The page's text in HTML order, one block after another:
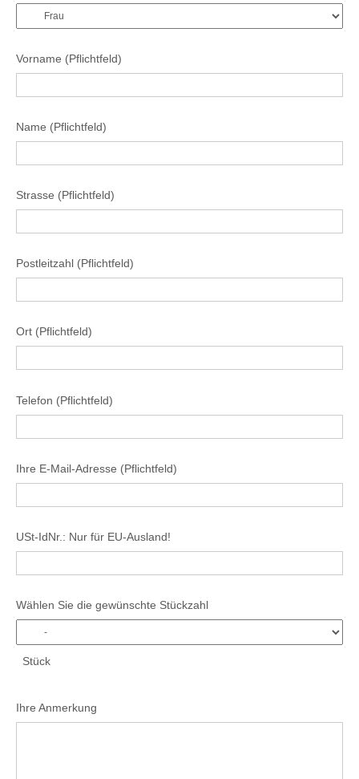
Vorname (Pflichtfeld)
Name (Pflichtfeld)
Strasse (Pflichtfeld)
Postleitzahl (Pflichtfeld)
Ort (Pflichtfeld)
Telefon (Pflichtfeld)
Ihre E-Mail-Adresse (Pflichtfeld)
USt-IdNr.: Nur für EU-Ausland!
Wählen Sie die gewünschte Stückzahl
Stück
Ihre Anmerkung